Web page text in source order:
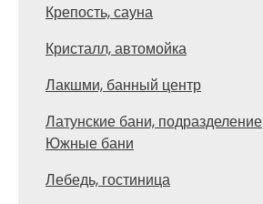
Крепость, сауна
Кристалл, автомойка
Лакшми, банный центр
Латунские бани, подразделение
Южные бани
Лебедь, гостиница